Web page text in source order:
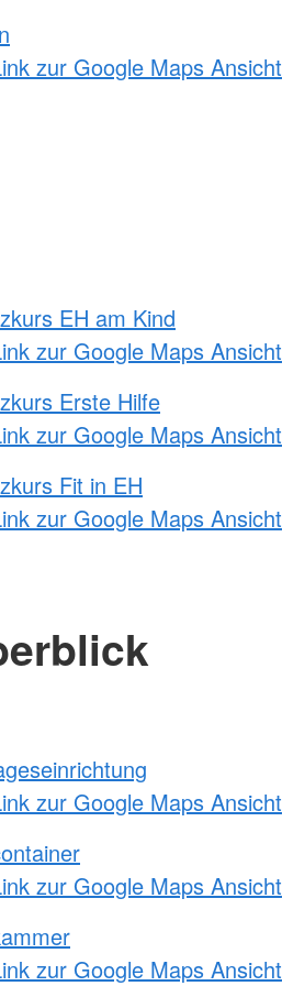
zur Google Maps Ansicht
EH am Kind
zur Google Maps Ansicht
Erste Hilfe
zur Google Maps Ansicht
Fit in EH
zur Google Maps Ansicht
zur Google Maps Ansicht
zur Google Maps Ansicht
zur Google Maps Ansicht